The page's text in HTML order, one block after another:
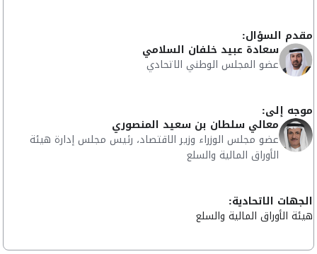
مقدم السؤال:
سعادة عبيد خلفان السلامي
عضو المجلس الوطني الاتحادي
موجه إلى:
معالي سلطان بن سعيد المنصوري
عضو مجلس الوزراء وزير الاقتصاد، رئيس مجلس إدارة هيئة
الأوراق المالية والسلع
الجهات الاتحادية:
هيئة الأوراق المالية والسلع